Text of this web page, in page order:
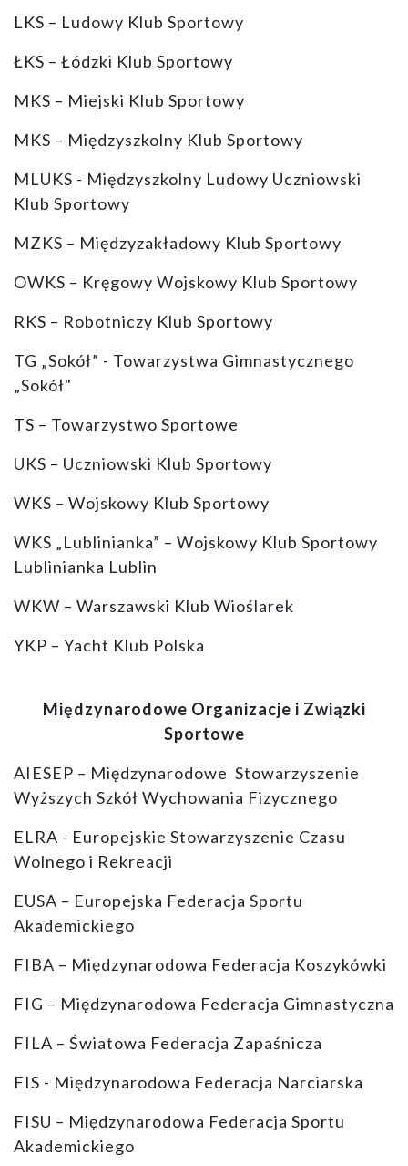
LKS – Ludowy Klub Sportowy
ŁKS – Łódzki Klub Sportowy
MKS – Miejski Klub Sportowy
MKS – Międzyszkolny Klub Sportowy
MLUKS - Międzyszkolny Ludowy Uczniowski
Klub Sportowy
MZKS – Międzyzakładowy Klub Sportowy
OWKS – Kręgowy Wojskowy Klub Sportowy
RKS – Robotniczy Klub Sportowy
TG „Sokół” - Towarzystwa Gimnastycznego
„Sokół"
TS – Towarzystwo Sportowe
UKS – Uczniowski Klub Sportowy
WKS – Wojskowy Klub Sportowy
WKS „Lublinianka” – Wojskowy Klub Sportowy
Lublinianka Lublin
WKW – Warszawski Klub Wioślarek
YKP – Yacht Klub Polska
Międzynarodowe Organizacje i Związki
Sportowe
AIESEP – Międzynarodowe Stowarzyszenie
Wyższych Szkół Wychowania Fizycznego
ELRA - Europejskie Stowarzyszenie Czasu
Wolnego i Rekreacji
EUSA – Europejska Federacja Sportu
Akademickiego
FIBA – Międzynarodowa Federacja Koszykówki
FIG – Międzynarodowa Federacja Gimnastyczna
FILA – Światowa Federacja Zapaśnicza
FIS - Międzynarodowa Federacja Narciarska
FISU – Międzynarodowa Federacja Sportu
Akademickiego